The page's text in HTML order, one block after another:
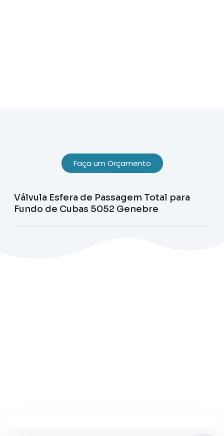
Faça um Orçamento
Válvula Esfera de Passagem Total para
Fundo de Cubas 5052 Genebre